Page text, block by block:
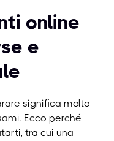
online
e
significa molto
Ecco perché
tra cui una